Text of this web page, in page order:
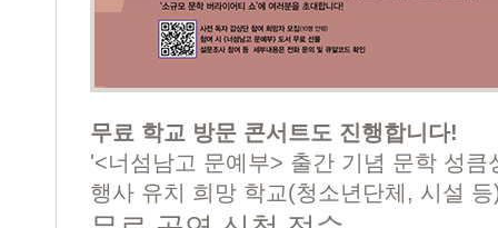
무료 학교 방문 콘서트도 진행합니다!
'<너섬남고 문예부> 출간 기념 문학 성큼
행사 유치 희망 학교(청소년단체, 시설